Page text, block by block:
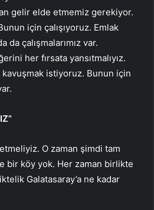
gelir elde etmemiz gerekiyor.
için çalışıyoruz. Emlak
da çalışmalarımız var.
her fırsata yansıtmalıyız.
kavuşmak istiyoruz. Bunun için
O zaman şimdi tam
bir köy yok. Her zaman birlikte
Galatasaray’a ne kadar